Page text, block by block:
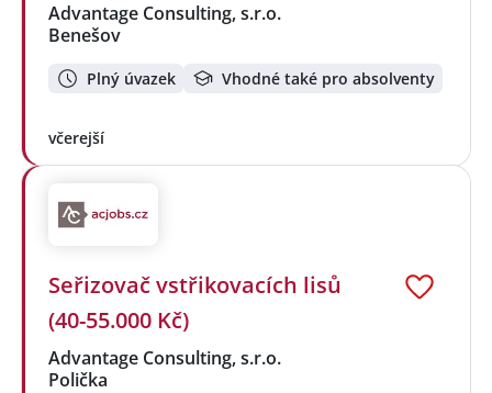
Advantage Consulting, s.r.o.
Benešov
Plný úvazek Vhodné také pro absolventy
včerejší
Seřizovač vstřikovacích lisů
(40-55.000 Kč)
Advantage Consulting, s.r.o.
Polička